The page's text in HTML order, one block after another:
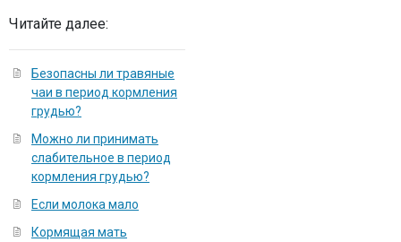
Читайте далее:
Безопасны ли травяные
чаи в период кормления
грудью?
Можно ли принимать
слабительное в период
кормления грудью?
Если молока мало
Кормящая мать